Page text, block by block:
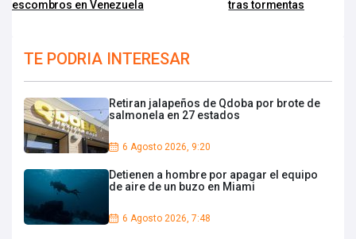
escombros en Venezuela tras tormentas
TE PODRIA INTERESAR
Retiran jalapeños de Qdoba por brote de
salmonela en 27 estados
6 Agosto 2026, 9:20
Detienen a hombre por apagar el equipo
de aire de un buzo en Miami
6 Agosto 2026, 7:48